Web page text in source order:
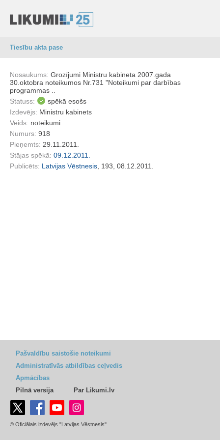
Tiesību akta pase
Nosaukums: Grozījumi Ministru kabineta 2007.gada
30.oktobra noteikumos Nr.731 "Noteikumi par darbības
programmas ..
Statuss:
spēkā esošs
Izdevējs: Ministru kabinets
Veids: noteikumi
Numurs: 918
Pieņemts: 29.11.2011.
Stājas spēkā: 09.12.2011.
Publicēts: Latvijas Vēstnesis , 193, 08.12.2011.
Pašvaldību saistošie noteikumi
Administratīvās atbildības ceļvedis
Apmācības
Pilnā versija
Par Likumi.lv
© Oficiālais izdevējs "Latvijas Vēstnesis"